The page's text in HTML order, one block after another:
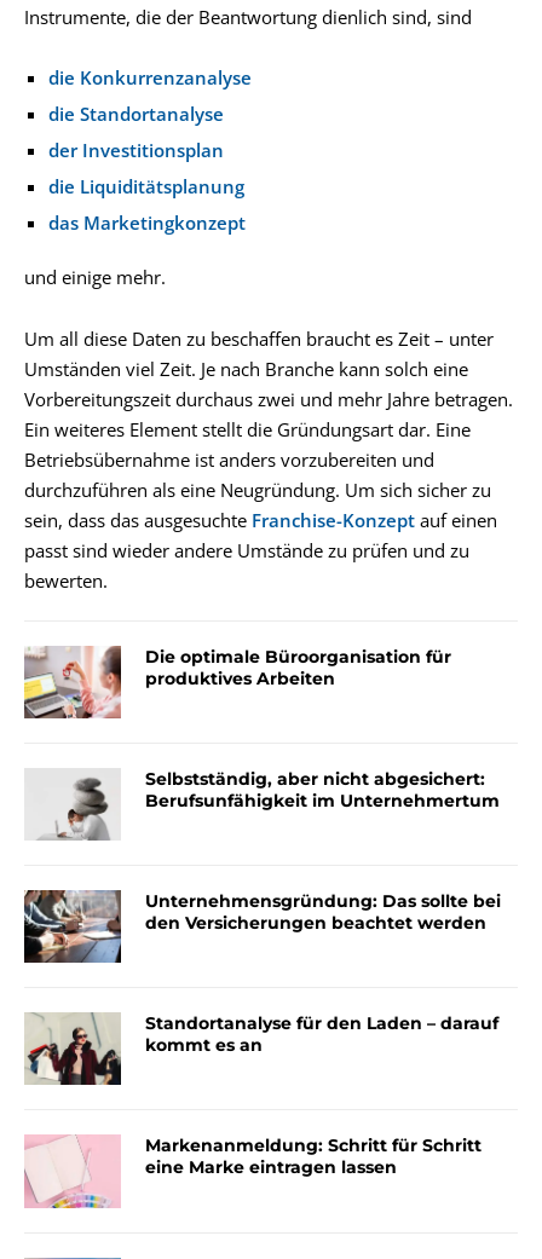
Instrumente, die der Beantwortung dienlich sind, sind
die Konkurrenzanalyse
die Standortanalyse
der Investitionsplan
die Liquiditätsplanung
das Marketingkonzept
und einige mehr.
Um all diese Daten zu beschaffen braucht es Zeit – unter
Umständen viel Zeit. Je nach Branche kann solch eine
Vorbereitungszeit durchaus zwei und mehr Jahre betragen.
Ein weiteres Element stellt die Gründungsart dar. Eine
Betriebsübernahme ist anders vorzubereiten und
durchzuführen als eine Neugründung. Um sich sicher zu
sein, dass das ausgesuchte Franchise-Konzept auf einen
passt sind wieder andere Umstände zu prüfen und zu
bewerten.
Die optimale Büroorganisation für
produktives Arbeiten
Selbstständig, aber nicht abgesichert:
Berufsunfähigkeit im Unternehmertum
Unternehmensgründung: Das sollte bei
den Versicherungen beachtet werden
Standortanalyse für den Laden – darauf
kommt es an
Markenanmeldung: Schritt für Schritt
eine Marke eintragen lassen